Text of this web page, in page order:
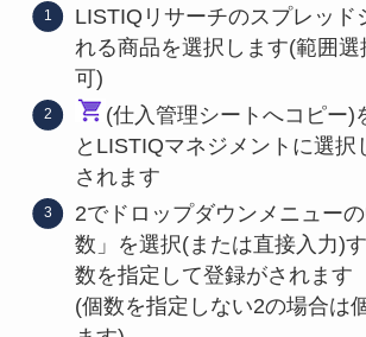
LISTIQリサーチのスプレッド
れる商品を選択します(範囲選
可)
(仕入管理シートへコピー)
とLISTIQマネジメントに選択
されます
2でドロップダウンメニュー
数」を選択(または直接入力)
数を指定して登録がされます
(個数を指定しない2の場合は